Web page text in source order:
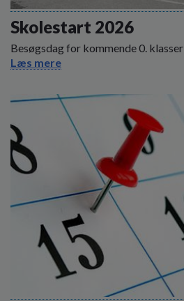
Skolestart 2026
Besøgsdag for kommende 0. klasser
Læs mere